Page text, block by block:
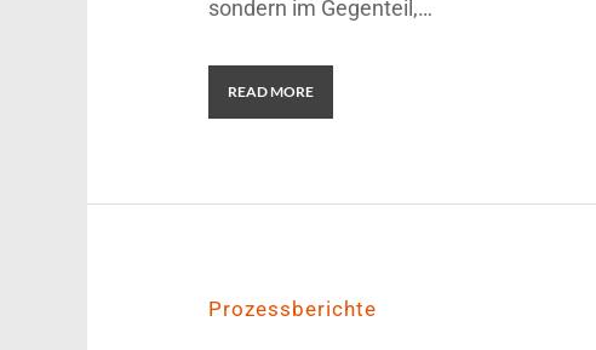
sondern im Gegenteil,…
READ MORE
Prozessberichte